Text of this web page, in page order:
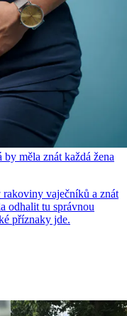
měla znát každá žena
vaječníků a znát
odhalit tu správnou
příznaky jde.